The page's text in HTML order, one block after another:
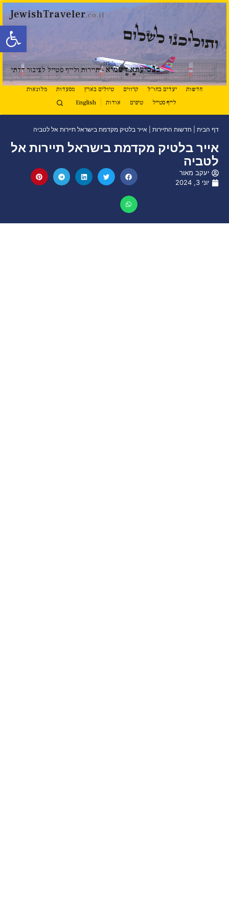
פתח
JewishTraveler.co.il
ותוליכנו לשלום
בנסיעתא דשמיא - תיירות ולייף סטייל לציבור הדתי
חדשות יעדים בחו"ל קרוזים טיולים בארץ מסעדות
מלונאות
לייף סטייל
טיפים אודות English
דף הבית חדשות התיירות אייר בלטיק מקדמת בישראל תיירות אל לטביה
אייר בלטיק מקדמת בישראל תיירות אל
לטביה
יעקב מאור
יוני 3, 2024